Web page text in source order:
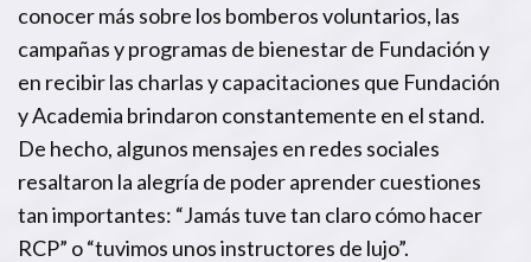
conocer más sobre los bomberos voluntarios, las
campañas y programas de bienestar de Fundación y
en recibir las charlas y capacitaciones que Fundación
y Academia brindaron constantemente en el stand.
De hecho, algunos mensajes en redes sociales
resaltaron la alegría de poder aprender cuestiones
tan importantes: “Jamás tuve tan claro cómo hacer
RCP” o “tuvimos unos instructores de lujo”.